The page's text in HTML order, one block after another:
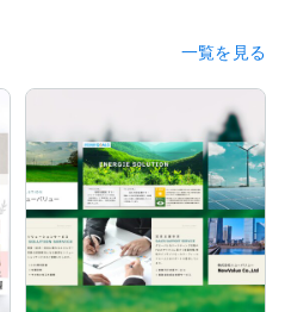
一覧を見る